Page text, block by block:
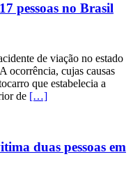
pessoas no Brasil
de viação no estado
ocorrência, cujas causas
que estabelecia a
de […]
duas pessoas em